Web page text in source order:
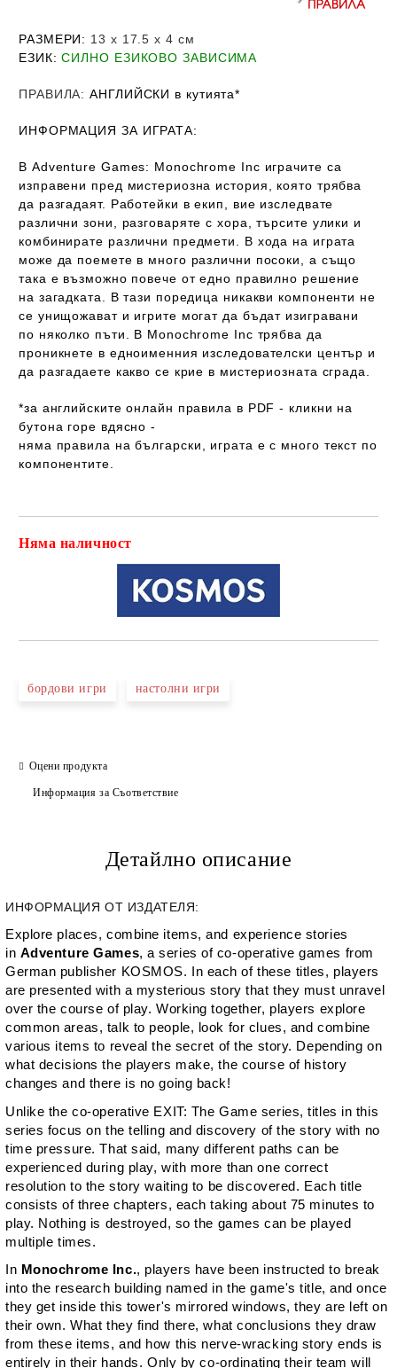
РАЗМЕРИ: 13 х 17.5 х 4 см
ЕЗИК:СИЛНО ЕЗИКОВО ЗАВИСИМА
ПРАВИЛА: АНГЛИЙСКИ в кутията*
ИНФОРМАЦИЯ ЗА ИГРАТА:
В Adventure Games: Monochrome Inc играчите са
изправени пред мистериозна история, която трябва
да разгадаят. Работейки в екип, вие изследвате
различни зони, разговаряте с хора, търсите улики и
комбинирате различни предмети. В хода на играта
може да поемете в много различни посоки, а също
така е възможно повече от едно правилно решение
на загадката. В тази поредица никакви компоненти не
се унищожават и игрите могат да бъдат изигравани
по няколко пъти. В Monochrome Inc трябва да
проникнете в едноименния изследователски център и
да разгадаете какво се крие в мистериозната сграда.
*за английските онлайн правила в PDF - кликни на
бутона горе вдясно -
няма правила на български , играта е с много текст по
компонентите.
Няма наличност
бордови игри настолни игри
Оцени продукта
Информация за Съответствие
Детайлно описание
ИНФОРМАЦИЯ ОТ ИЗДАТЕЛЯ:
Explore places, combine items, and experience stories
in Adventure Games, a series of co-operative games from
German publisher KOSMOS. In each of these titles, players
are presented with a mysterious story that they must unravel
over the course of play. Working together, players explore
common areas, talk to people, look for clues, and combine
various items to reveal the secret of the story. Depending on
what decisions the players make, the course of history
changes and there is no going back!
Unlike the co-operative EXIT: The Game series, titles in this
series focus on the telling and discovery of the story with no
time pressure. That said, many different paths can be
experienced during play, with more than one correct
resolution to the story waiting to be discovered. Each title
consists of three chapters, each taking about 75 minutes to
play. Nothing is destroyed, so the games can be played
multiple times.
In Monochrome Inc., players have been instructed to break
into the research building named in the game's title, and once
they get inside this tower's mirrored windows, they are left on
their own. What they find there, what conclusions they draw
from these items, and how this nerve-wracking story ends is
entirely in their hands. Only by co-ordinating their team will